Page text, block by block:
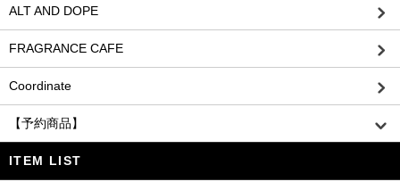
ALT AND DOPE
FRAGRANCE CAFE
Coordinate
【予約商品】
ITEM LIST